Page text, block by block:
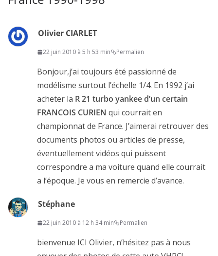
Olivier CIARLET
22 juin 2010 à 5 h 53 min Permalien
Bonjour,j’ai toujours été passionné de
modélisme surtout l’échelle 1/4. En 1992 j’ai
acheter la R 21 turbo yankee d’un certain
FRANCOIS CURIEN qui courrait en
championnat de France. J’aimerai retrouver des
documents photos ou articles de presse,
éventuellement vidéos qui puissent
correspondre a ma voiture quand elle courrait
a l’époque. Je vous en remercie d’avance.
Stéphane
22 juin 2010 à 12 h 34 min Permalien
bienvenue ICI Olivier, n’hésitez pas à nous